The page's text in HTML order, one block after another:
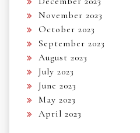
November 2023
October 2023
September 2023
August 2023
July 2023
June 2023
May 2023
April 2023